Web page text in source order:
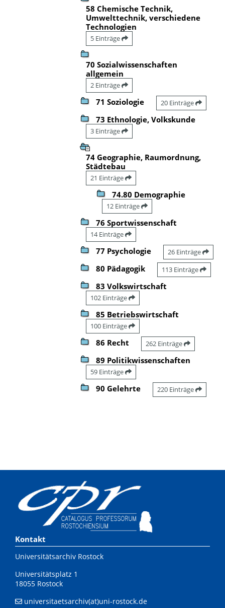
58 Chemische Technik,
Umwelttechnik, verschiedene
Technologien
5 Einträge
70 Sozialwissenschaften
allgemein
2 Einträge
71 Soziologie 20 Einträge
73 Ethnologie, Volkskunde
3 Einträge
74 Geographie, Raumordnung,
Städtebau
21 Einträge
74.80 Demographie
12 Einträge
76 Sportwissenschaft
14 Einträge
77 Psychologie 26 Einträge
80 Pädagogik 113 Einträge
83 Volkswirtschaft
102 Einträge
85 Betriebswirtschaft
100 Einträge
86 Recht 262 Einträge
89 Politikwissenschaften
59 Einträge
90 Gelehrte 220 Einträge
Kontakt
Universitätsarchiv Rostock
Universitätsplatz 1
18055 Rostock
universitaetsarchiv(at)uni-rostock.de